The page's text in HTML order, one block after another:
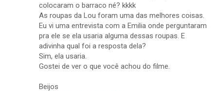
colocaram o barraco né? kkkk
As roupas da Lou foram uma das melhores coisas.
Eu vi uma entrevista com a Emilia onde perguntaram
pra ele se ela usaria alguma dessas roupas. E
adivinha qual foi a resposta dela?
Sim, ela usaria.
Gostei de ver o que você achou do filme.
Beijos